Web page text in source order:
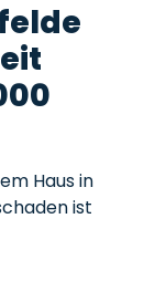
Haus in
ist